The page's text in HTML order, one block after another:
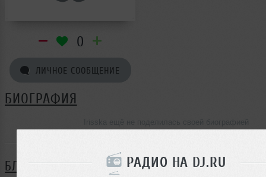
РАДИО НА DJ.RU
0
ЛИЧНОЕ СООБЩЕНИЕ
БИОГРАФИЯ
БЛОГ